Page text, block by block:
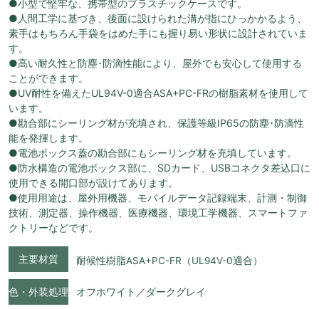
●小型で堅牢な、携帯型のプラスチックケースです。
●人間工学に基づき、後面に設けられた溝が指にひっかかるよう、
素手はもちろん手袋をはめた手にも握り易い形状に設計されていま
す。
●高い耐久性と防塵･防滴性能により、屋外でも安心して使用する
ことができます。
●UV耐性を備えたUL94V-0適合ASA+PC-FRの樹脂素材を使用して
います。
●勘合部にシーリング材が充填され、保護等級IP65の防塵･防滴性
能を発揮します。
●電池ボックス蓋の勘合部にもシーリング材を充填しています。
●防水構造の電池ボックス部に、SDカード、USBコネクタ差込口に
使用できる開口部が設けてあります。
●使用用途は、屋外用機器、モバイルデータ記録端末、計測・制御
技術、測定器、操作機器、医療機器、環境工学機器、スマートファ
クトリーなどです。
主要材質 耐候性樹脂ASA+PC-FR（UL94V-0適合）
色・外装処理 オフホワイト／ダークグレイ